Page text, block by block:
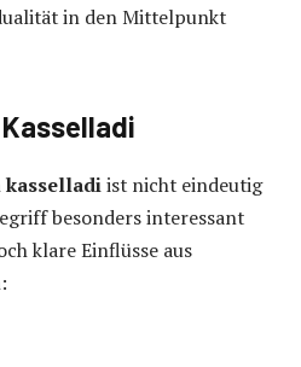
in den Mittelpunkt
kasselladiist nicht eindeutig
besonders interessant
klare Einflüsse aus